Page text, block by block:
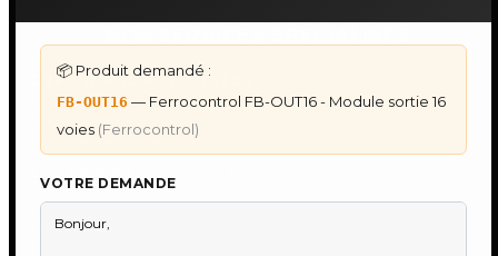
📦 Produit demandé :
FB-OUT16 — Ferrocontrol FB-OUT16 - Module sortie 16
voies (Ferrocontrol)
VOTRE DEMANDE
DÉPANNAGE AUTOMATES
Dépannage Schneider Modicon
Dépannage Mitsubishi Melsec
Dépannage ABB AC500